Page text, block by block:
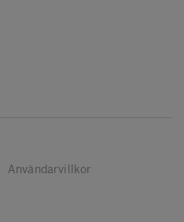
Användarvillkor